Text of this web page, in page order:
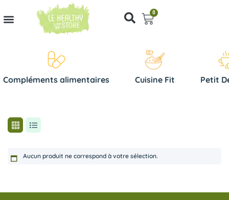
0
Compléments alimentaires Cuisine Fit Petit
Aucun produit ne correspond à votre sélection.